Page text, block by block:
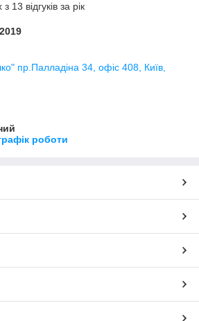
13 відгуків за рік
пр.Палладіна 34, офіс 408, Київ,
роботи